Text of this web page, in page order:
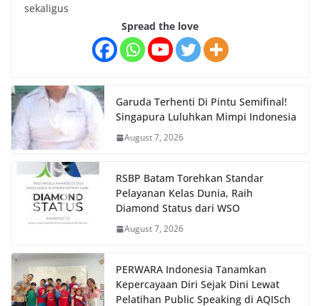
sekaligus
Spread the love
Garuda Terhenti Di Pintu Semifinal!
Singapura Luluhkan Mimpi Indonesia
August 7, 2026
RSBP Batam Torehkan Standar
Pelayanan Kelas Dunia, Raih
Diamond Status dari WSO
August 7, 2026
PERWARA Indonesia Tanamkan
Kepercayaan Diri Sejak Dini Lewat
Pelatihan Public Speaking di AQISch